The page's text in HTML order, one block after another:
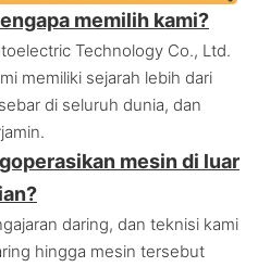
memilih kami?
Technology Co., Ltd.
memiliki sejarah lebih dari
di seluruh dunia, dan
mesin di luar
daring, dan teknisi kami
hingga mesin tersebut